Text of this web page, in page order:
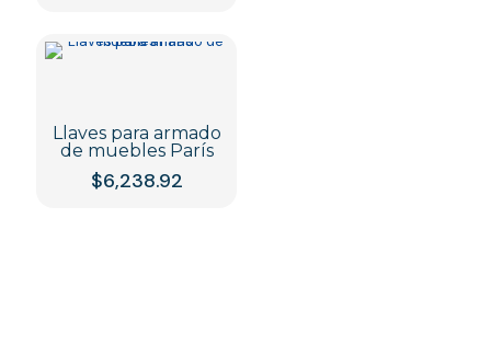
Llaves para armado
de muebles París
$6,238.92